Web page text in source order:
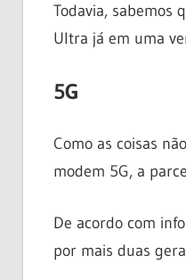
Todavia, sabemos
Ultra já em uma
5G
Como as coisas
modem 5G, a
De acordo com
por mais duas